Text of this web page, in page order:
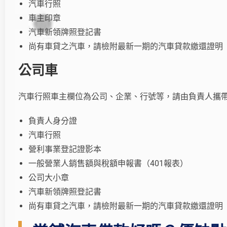
汽車行照
車主印章
汽車新領牌照登記書
尚有車貸之汽車，請檢附最新一期的汽車貸款繳還證明
公司車
汽車行照車主欄位為公司、企業、行號等，請由負責人攜
負責人身分證
汽車行照
營利事業登記證影本
一般營業人銷售額與稅額申報書（401報表）
公司大小章
汽車新領牌照登記書
尚有車貸之汽車，請檢附最新一期的汽車貸款繳還證明